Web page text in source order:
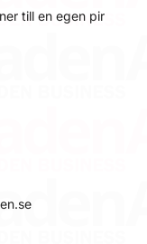
till en egen pir